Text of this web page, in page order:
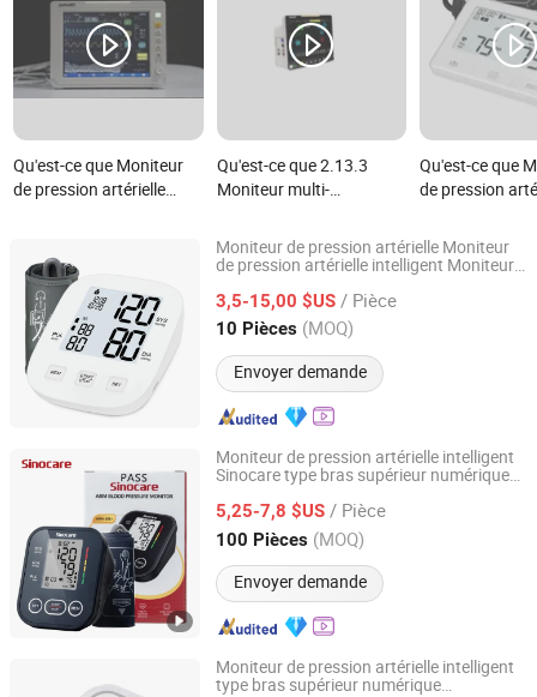
Qu'est-ce que Moniteur
de pression artérielle
paramètres multilingue
pour patients
Qu'est-ce que 2.13.3
Moniteur multi-
pour la surveillance de la
pression artérielle
Qu'est-ce que
de pression
rapide avec
Moniteur de pression artérielle Moniteur
de pression artérielle intelligent Moniteur
3,5-15,00 $US / Pièce
10 Pièces (MOQ)
Envoyer demande
Quzhou Rongbo Biotechnology Co., Ltd.
Zhejiang, China Depuis 2026
Moniteur de pression artérielle intelligent
Sinocare type bras supérieur numérique
5,25-7,8 $US / Pièce
100 Pièces (MOQ)
Envoyer demande
Changsha Sinocare Inc.
Hunan, China Depuis 2023
Moniteur de pression artérielle intelligent
type bras supérieur numérique